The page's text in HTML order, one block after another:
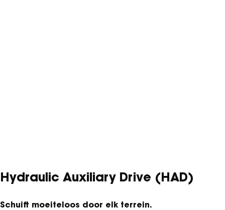
Hydraulic Auxiliary Drive (HAD)
Schuift moeiteloos door elk terrein.